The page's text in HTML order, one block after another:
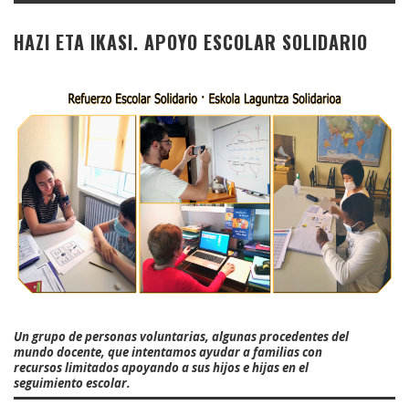
HAZI ETA IKASI. APOYO ESCOLAR SOLIDARIO
Un grupo de personas voluntarias, algunas procedentes del
mundo docente, que intentamos ayudar a familias con
recursos limitados apoyando a sus hijos e hijas en el
seguimiento escolar.